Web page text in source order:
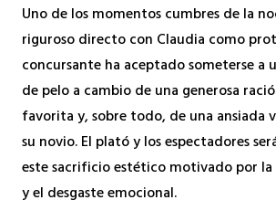
Uno de los momentos cumbres de la
riguroso directo con Claudia como
concursante ha aceptado someterse a
de pelo a cambio de una generosa
favorita y, sobre todo, de una ansiada
su novio. El plató y los espectadores
este sacrificio estético motivado por
y el desgaste emocional.